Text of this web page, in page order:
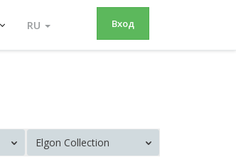
Вход
RU
Elgon Collection